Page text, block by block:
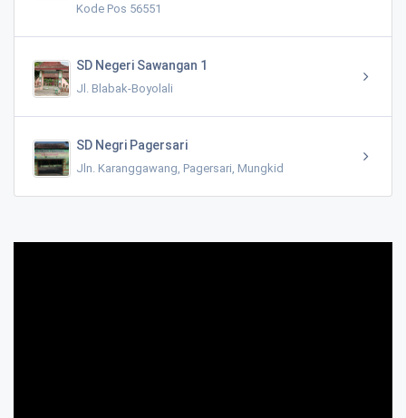
Kode Pos 56551
SD Negeri Sawangan 1
Jl. Blabak-Boyolali
SD Negri Pagersari
Jln. Karanggawang, Pagersari, Mungkid